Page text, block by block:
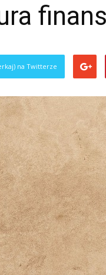
na Twitterze